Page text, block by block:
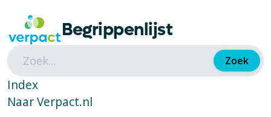
Begrippenlijst
Zoek
Index
Naar Verpact.nl